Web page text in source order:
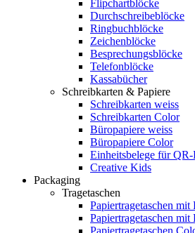
Flipchartblöcke
Durchschreibeblöcke
Ringbuchblöcke
Zeichenblöcke
Besprechungsblöcke
Telefonblöcke
Kassabücher
Schreibkarten & Papiere
Schreibkarten weiss
Schreibkarten Color
Büropapiere weiss
Büropapiere Color
Einheitsbelege für
Creative Kids
Packaging
Tragetaschen
Papiertragetaschen mit
Papiertragetaschen